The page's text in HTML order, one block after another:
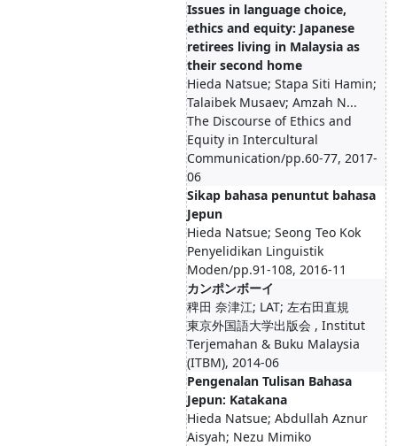
Issues in language choice,
ethics and equity: Japanese
retirees living in Malaysia as
their second home
Hieda Natsue; Stapa Siti Hamin;
Talaibek Musaev; Amzah N...
The Discourse of Ethics and
Equity in Intercultural
Communication/pp.60-77, 2017-
06
Sikap bahasa penuntut bahasa
Jepun
Hieda Natsue; Seong Teo Kok
Penyelidikan Linguistik
Moden/pp.91-108, 2016-11
カンポンボーイ
稗田 奈津江; LAT; 左右田直規
東京外国語大学出版会 , Institut
Terjemahan & Buku Malaysia
(ITBM), 2014-06
Pengenalan Tulisan Bahasa
Jepun: Katakana
Hieda Natsue; Abdullah Aznur
Aisyah; Nezu Mimiko